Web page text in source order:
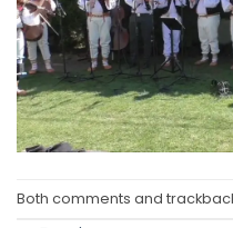
Both comments and